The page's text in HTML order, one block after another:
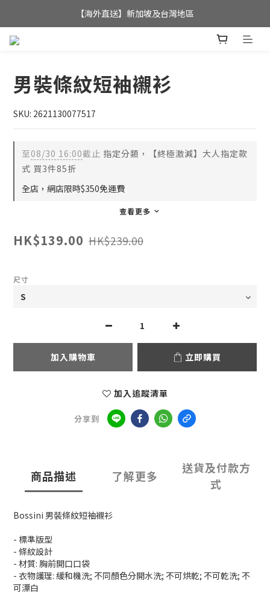
全店滿$350，即可享港澳地區免運費;
【海外直送】新加坡及台灣地區
男裝條紋短袖襯衫
SKU: 2621130077517
至08/30 16:00截止 指定分類，【終極激減】大人指定款
式 買3件85折
全店，網店限時$350免運費
查看更多
HK$139.00 HK$239.00
尺寸
加入購物車 立即購買
加入追蹤清單
分享到
商品描述 了解更多
送貨及付款方
式
Bossini 男裝條紋短袖襯衫
- 標準版型
- 條紋設計
- 材質: 胸前開口口袋
- 衣物護理: 緩和機洗; 不同顏色分開水洗; 不可烘乾; 不可乾洗; 不
可漂白